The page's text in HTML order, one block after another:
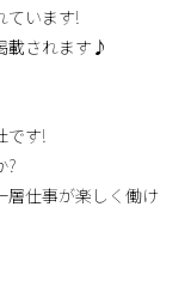
います!
載されます♪
です!
?
層仕事が楽しく働け